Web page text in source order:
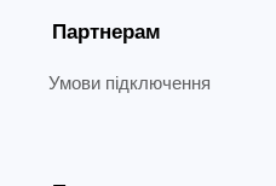
Партнерам
Умови підключення